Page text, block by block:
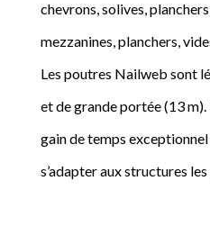
chevrons, solives,
mezzanines, planchers,
Les poutres Nailweb sont
et de grande portée (13
gain de temps
s’adapter aux structures